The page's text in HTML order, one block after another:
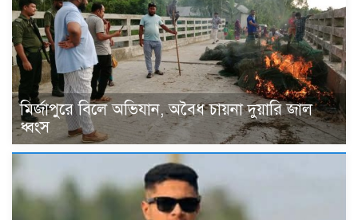
মির্জাপুরে বিলে অভিযান, অবৈধ চায়না দুয়ারি জাল
ধ্বংস